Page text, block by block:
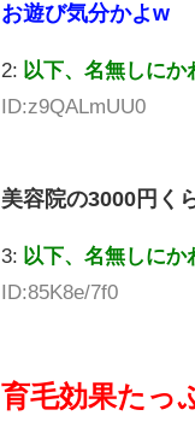
お遊び気分かよw
2: 以下、名無しに
ID:z9QALmUU0
美容院の3000円く
3: 以下、名無しに
ID:85K8e/7f0
育毛効果たっ